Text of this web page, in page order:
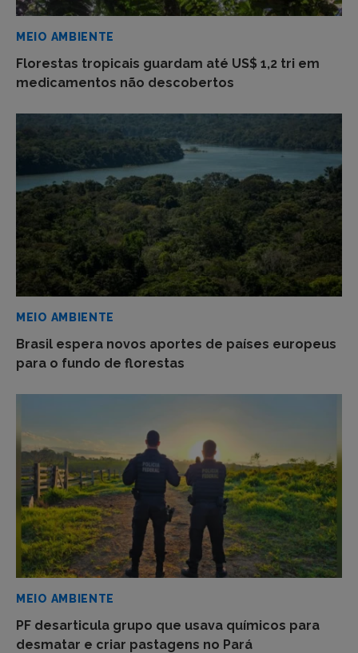
MEIO AMBIENTE
Florestas tropicais guardam até US$ 1,2 tri em
medicamentos não descobertos
MEIO AMBIENTE
Brasil espera novos aportes de países europeus
para o fundo de florestas
MEIO AMBIENTE
PF desarticula grupo que usava químicos para
desmatar e criar pastagens no Pará